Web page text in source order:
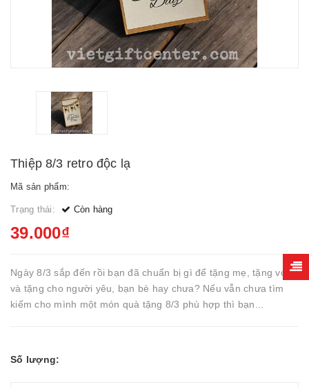
Thiệp 8/3 retro độc lạ
Mã sản phẩm:
Trạng thái: Còn hàng
39.000₫
Ngày 8/3 sắp đến rồi bạn đã chuẩn bị gì để tặng mẹ, tặng vợ
và tặng cho người yêu, bạn bè hay chưa? Nếu vẫn chưa tìm
kiếm cho mình một món quà tặng 8/3 phù hợp thì bạn...
Số lượng: